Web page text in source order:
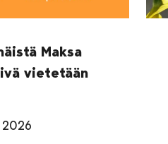
Maksa
vietetään
2026